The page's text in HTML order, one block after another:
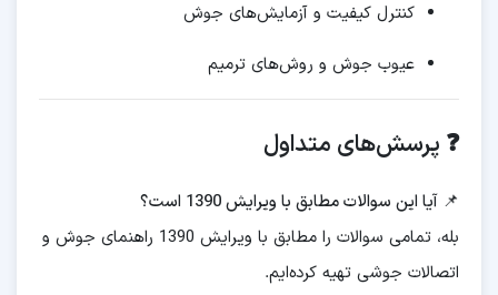
کنترل کیفیت و آزمایش‌های جوش
عیوب جوش و روش‌های ترمیم
❓ پرسش‌های متداول
📌 آیا این سوالات مطابق با ویرایش 1390 است؟
بله، تمامی سوالات را مطابق با ویرایش 1390 راهنمای جوش و
اتصالات جوشی تهیه کرده‌ایم.